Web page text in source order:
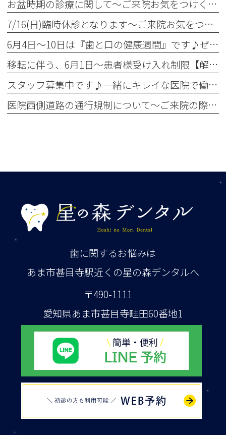
お盆時期の診療に関して～ご来院お気をつけください～
7/16(日)臨時休診となります～ご来院お気をつけください～
6月4日～10日は『歯と口の健康週間』です♪ぜひ定期検診へ！
移転に伴う、6月1日～患者様受け入れ制限【解除】について
スタッフ募集中です♪一緒にキレイな医院で働きませんか？✨
医院西側道路の通行規制について～ご来院の際お気をつけください～
歯に関するお悩みは
あま市甚目寺駅近くの星の森デンタルへ
〒490-1111
愛知県あま市甚目寺畦田60番地1
WEB予約